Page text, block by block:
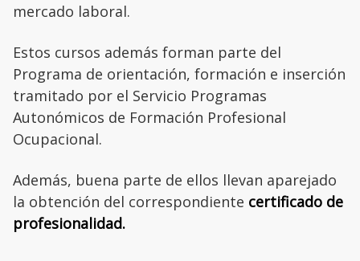
mercado laboral.
Estos cursos además forman parte del
Programa de orientación, formación e inserción
tramitado por el Servicio Programas
Autonómicos de Formación Profesional
Ocupacional.
Además, buena parte de ellos llevan aparejado
la obtención del correspondiente certificado de
profesionalidad.